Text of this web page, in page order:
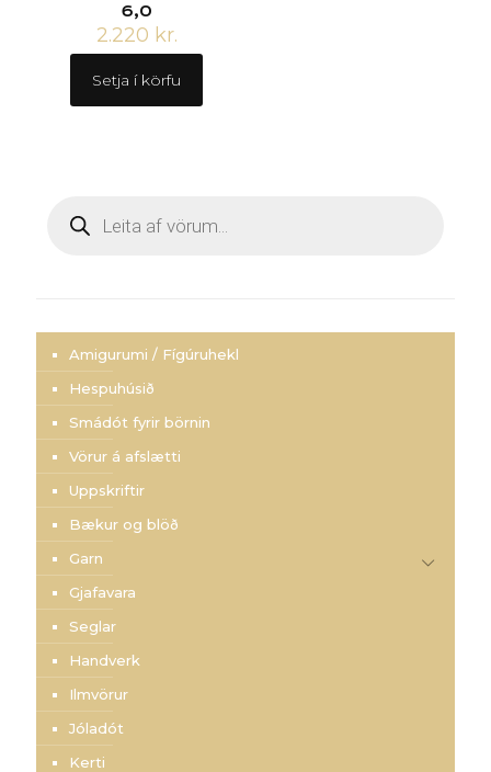
6,0
2.220 kr.
Setja í körfu
search
Amigurumi / Fígúruhekl
Hespuhúsið
Smádót fyrir börnin
Vörur á afslætti
Uppskriftir
Bækur og blöð
Garn
Gjafavara
Seglar
Handverk
Ilmvörur
Jóladót
Kerti